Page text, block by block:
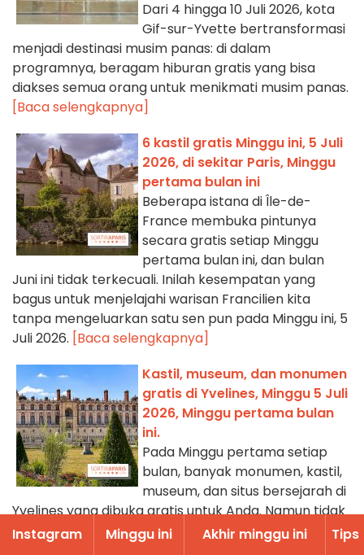
Dari 4 hingga 10 Juli 2026, kota
Gif-sur-Yvette bertransformasi
menjadi destinasi musim panas: di dalam
programnya, beragam hiburan gratis yang bisa
diakses semua orang untuk menikmati musim panas.
[Baca selengkapnya]
6 kastil gratis Minggu ini, 5 Juli
2026, di sekitar Paris, Minggu
pertama bulan ini
Beberapa istana di Île-de-
France membuka pintunya
secara gratis setiap Minggu
pertama bulan ini, dan bulan
Juni ini tidak terkecuali. Inilah kesempatan yang
bagus untuk menjelajahi warisan Francilien kita
tanpa mengeluarkan satu sen pun pada Minggu ini, 5
Juli 2026. [Baca selengkapnya]
Kastil, museum, dan monumen
gratis di Yvelines, Minggu 5 Juli
2026, Minggu pertama bulan
ini.
Pada Minggu pertama setiap
bulan, banyak monumen, kastil,
museum, dan situs bersejarah di
Yvelines yang dibuka gratis untuk Anda. Namun tidak
semua tempat demikian sepanjang tahun. Untuk
Instagram Minggu ini Akhir minggu ini Tips